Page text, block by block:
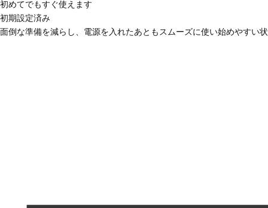
初めてでもすぐ使えます
初期設定済み
面倒な準備を減らし、電源を入れたあともスムーズに使い始めやすい